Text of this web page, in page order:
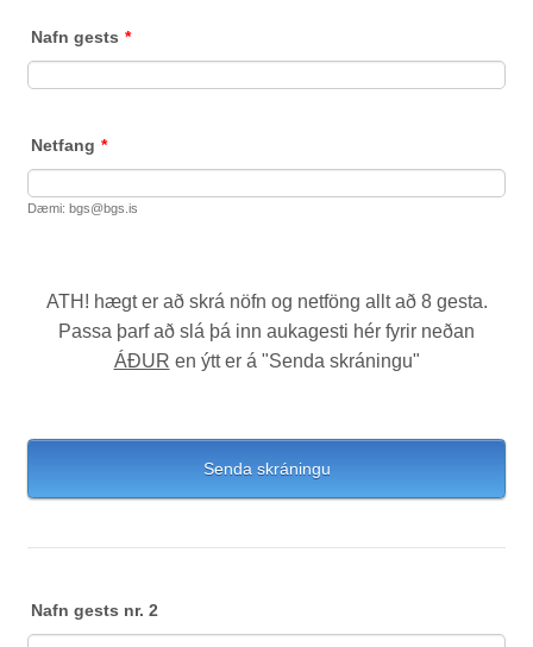
Nafn gests *
Netfang *
Dæmi: bgs@bgs.is
ATH! hægt er að skrá nöfn og netföng allt að 8 gesta.
Passa þarf að slá þá inn aukagesti hér fyrir neðan
ÁÐUR en ýtt er á "Senda skráningu"
Senda skráningu
Nafn gests nr. 2